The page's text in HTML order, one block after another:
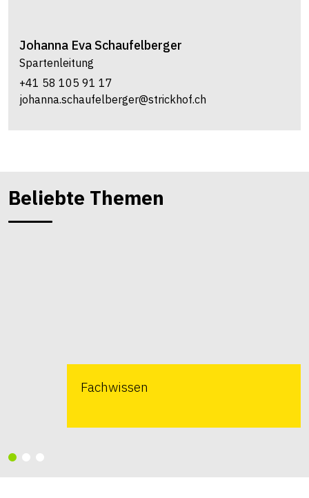
Johanna Eva Schaufelberger
Spartenleitung
+41 58 105 91 17
johanna.schaufelberger@strickhof.ch
Beliebte Themen
Fachwissen